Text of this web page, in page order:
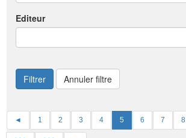
Editeur
Filtrer Annuler filtre
◄ 1 2 3 4 5 6 7 8